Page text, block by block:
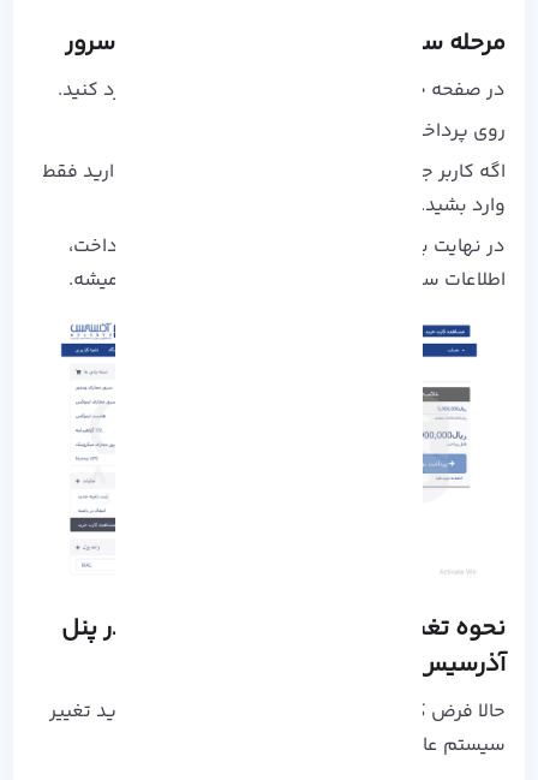
مرحله سوم: پرداخت و دریافت اطلاعات سرور
در صفحه خلاصه سفارش، اگر کد تخفیف دارید وارد کنید.
روی پرداخت نهایی کلیک کنید.
اگه کاربر جدید هستید ثبت‌ نام کنید؛ اگه حساب دارید فقط
وارد بشید.
در نهایت به درگاه بانکی هدایت شده و بعد از پرداخت،
اطلاعات سرور خریداری‌ شده به ایمیل شما ارسال میشه.
نحوه تغییر سیستم‌ عامل سرور مجازی در پنل
آذرسیس
حالا فرض کنیم که سرور را قبلاً خریدید و قصد دارید تغییر
سیستم‌ عاملشو دارید: